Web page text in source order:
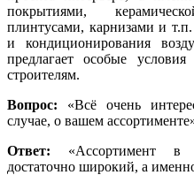
покрытиями,
плинтусами, карнизами и
и кондиционирования
предлагает особые
строителям.
Вопрос: «Всё очень
случае, о вашем
Ответ: «Ассортимент в
достаточно широкий, а